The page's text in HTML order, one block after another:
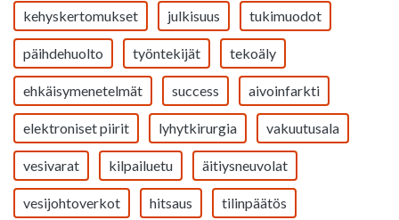
kehyskertomukset julkisuus tukimuodot
päihdehuolto työntekijät tekoäly
ehkäisymenetelmät success aivoinfarkti
elektroniset piirit lyhytkirurgia vakuutusala
vesivarat kilpailuetu äitiysneuvolat
vesijohtoverkot hitsaus tilinpäätös